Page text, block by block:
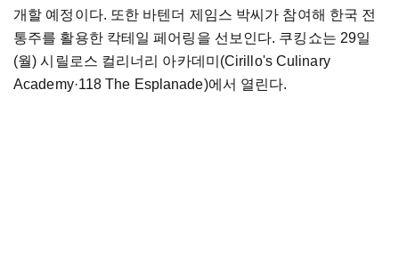
개할 예정이다. 또한 바텐더 제임스 박씨가 참여해 한국 전
통주를 활용한 칵테일 페어링을 선보인다. 쿠킹쇼는 29일
(월) 시릴로스 컬리너리 아카데미(Cirillo's Culinary
Academy·118 The Esplanade)에서 열린다.